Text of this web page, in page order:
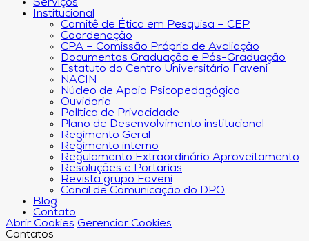
Serviços
Institucional
Comitê de Ética em Pesquisa – CEP
Coordenação
CPA – Comissão Própria de Avaliação
Documentos Graduação e Pós-Graduação
Estatuto do Centro Universitário Faveni
NACIN
Núcleo de Apoio Psicopedagógico
Ouvidoria
Política de Privacidade
Plano de Desenvolvimento institucional
Regimento Geral
Regimento interno
Regulamento Extraordinário Aproveitamento
Resoluções e Portarias
Revista grupo Faveni
Canal de Comunicação do DPO
Blog
Contato
Abrir Cookies Gerenciar Cookies
Contatos